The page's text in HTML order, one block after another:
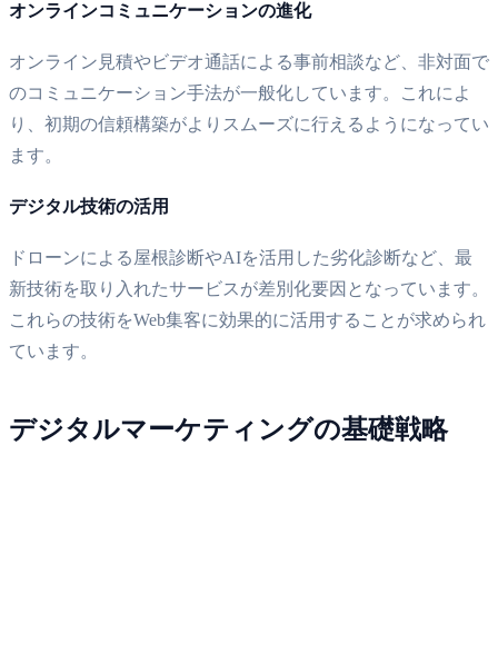
オンラインコミュニケーションの進化
オンライン見積やビデオ通話による事前相談など、非対面で
のコミュニケーション手法が一般化しています。これによ
り、初期の信頼構築がよりスムーズに行えるようになってい
ます。
デジタル技術の活用
ドローンによる屋根診断やAIを活用した劣化診断など、最
新技術を取り入れたサービスが差別化要因となっています。
これらの技術をWeb集客に効果的に活用することが求められ
ています。
デジタルマーケティングの基礎戦略